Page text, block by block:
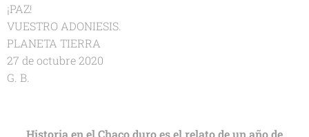
¡PAZ!
VUESTRO ADONIESIS.
PLANETA TIERRA
27 de octubre 2020
G. B.
Historia en el Chaco duro es el relato de un año de